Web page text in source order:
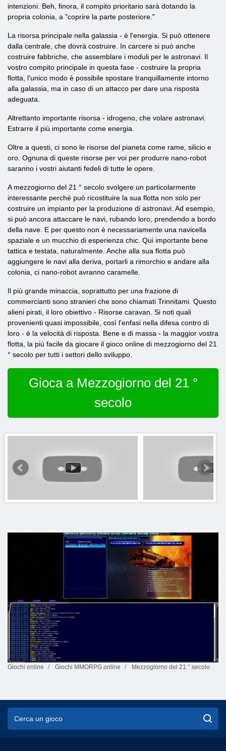
intenzioni. Beh, finora, il compito prioritario sarà dotando la
propria colonia, a "coprire la parte posteriore."
La risorsa principale nella galassia - è l'energia. Si può ottenere
dalla centrale, che dovrà costruire. In carcere si può anche
costruire fabbriche, che assemblare i moduli per le astronavi. Il
vostro compito principale in questa fase - costruire la propria
flotta, l'unico modo è possibile spostare tranquillamente intorno
alla galassia, ma in caso di un attacco per dare una risposta
adeguata.
Altrettanto importante risorsa - idrogeno, che volare astronavi.
Estrarre il più importante come energia.
Oltre a questi, ci sono le risorse del pianeta come rame, silicio e
oro. Ognuna di queste risorse per voi per produrre nano-robot
saranno i vostri aiutanti fedeli di tutte le opere.
A mezzogiorno del 21 ° secolo svolgere un particolarmente
interessante perché può ricostituire la sua flotta non solo per
costruire un impianto per la produzione di astronavi. Ad esempio,
si può ancora attaccare le navi, rubando loro, prendendo a bordo
della nave. E per questo non è necessariamente una navicella
spaziale e un mucchio di esperienza chic. Qui importante bene
tattica e testata, naturalmente. Anche alla sua flotta può
aggiungere le navi alla deriva, portarli a rimorchio e andare alla
colonia, ci nano-robot avranno caramelle.
Il più grande minaccia, soprattutto per una frazione di
commercianti sono stranieri che sono chiamati Trinnitami. Questo
alieni pirati, il loro obiettivo - Risorse caravan. Si noti quali
provenienti quasi impossibile, così l'enfasi nella difesa contro di
loro - è la velocità di risposta. Bene e di massa - la maggior vostra
flotta, la più facile da giocare il gioco online di mezzogiorno del 21
° secolo per tutti i settori dello sviluppo.
Gioca a Mezzogiorno del 21 °
secolo
Giochi online Giochi MMORPG online Mezzogiorno del 21 ° secolo